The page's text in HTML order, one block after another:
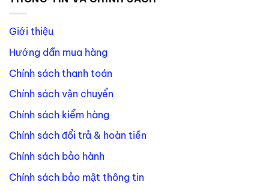
Giới thiệu
Hướng dẫn mua hàng
Chính sách thanh toán
Chính sách vận chuyển
Chính sách kiểm hàng
Chính sách đổi trả & hoàn tiền
Chính sách bảo hành
Chính sách bảo mật thông tin